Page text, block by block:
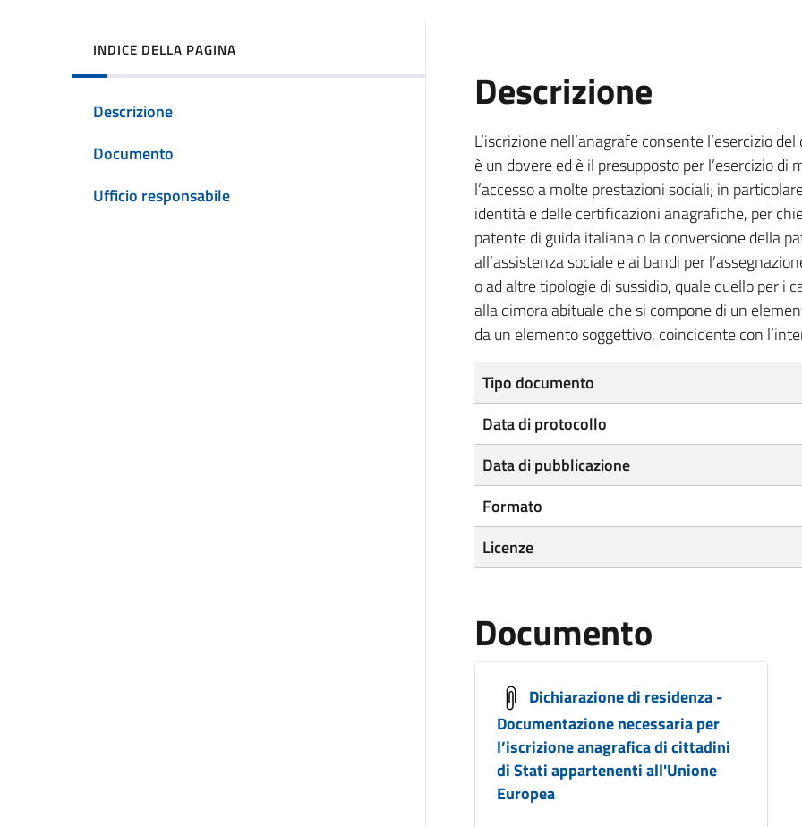
INDICE DELLA PAGINA
Descrizione
Documento
Ufficio responsabile
Descrizione
L’iscrizione nell’anagrafe consente l’esercizio
è un dovere ed è il presupposto per l’esercizio
l’accesso a molte prestazioni sociali; in
identità e delle certificazioni anagrafiche, per
patente di guida italiana o la conversione della
all’assistenza sociale e ai bandi per
o ad altre tipologie di sussidio, quale quello per i
alla dimora abituale che si compone di un
da un elemento soggettivo, coincidente con
Tipo documento
Data di protocollo
Data di pubblicazione
Formato
Licenze
Documento
Dichiarazione di residenza -
Documentazione necessaria per
l’iscrizione anagrafica di cittadini
di Stati appartenenti all'Unione
Europea